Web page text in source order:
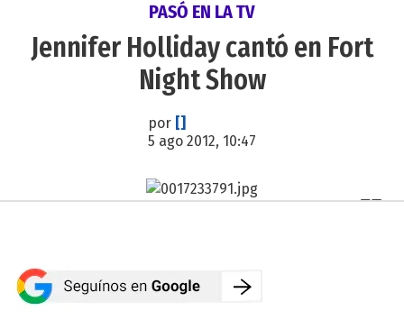
PASÓ EN LA TV
Jennifer Holliday cantó en Fort
Night Show
por []
5 ago 2012, 10:47